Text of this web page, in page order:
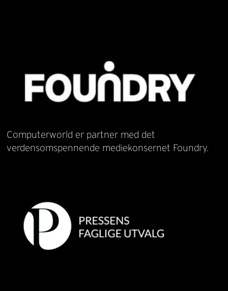
Computerworld er partner med det
verdensomspennende mediekonsernet Foundry.